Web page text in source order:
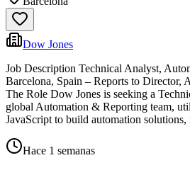
Dow Jones
Job Description Technical Analyst,
Barcelona, Spain – Reports to Director,
The Role Dow Jones is seeking a
global Automation & Reporting team,
JavaScript to build automation solutions,
Hace 1 semanas